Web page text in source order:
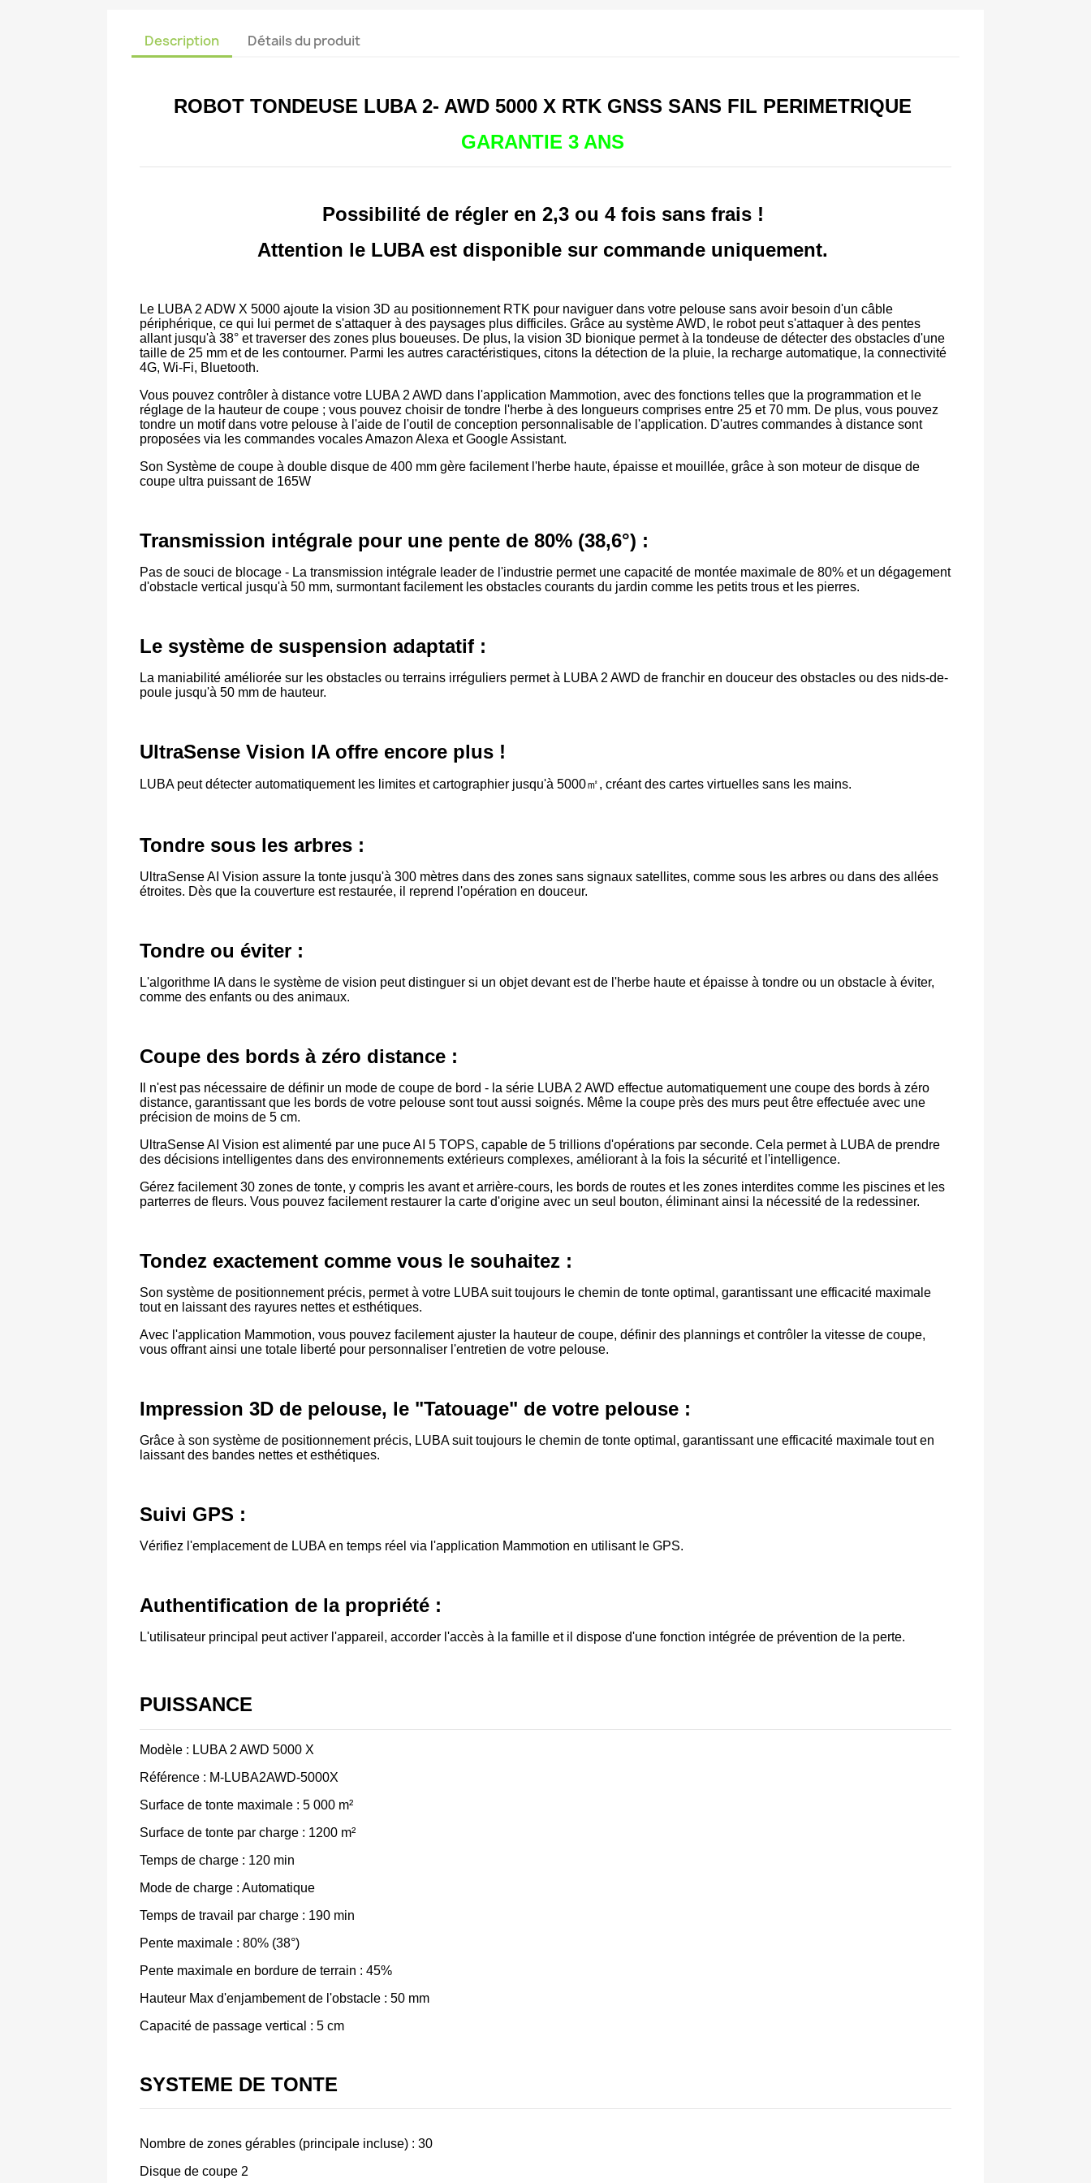
Description Détails du produit
ROBOT TONDEUSE LUBA 2- AWD 5000 X RTK GNSS SANS FIL PERIMETRIQUE
GARANTIE 3 ANS
Possibilité de régler en 2,3 ou 4 fois sans frais !
Attention le LUBA est disponible sur commande uniquement.
Le LUBA 2 ADW X 5000 ajoute la vision 3D au positionnement RTK pour naviguer dans votre pelouse sans avoir besoin d'un câble
périphérique, ce qui lui permet de s'attaquer à des paysages plus difficiles. Grâce au système AWD, le robot peut s'attaquer à des pentes
allant jusqu'à 38° et traverser des zones plus boueuses. De plus, la vision 3D bionique permet à la tondeuse de détecter des obstacles d'une
taille de 25 mm et de les contourner. Parmi les autres caractéristiques, citons la détection de la pluie, la recharge automatique, la connectivité
4G, Wi-Fi, Bluetooth.
Vous pouvez contrôler à distance votre LUBA 2 AWD dans l'application Mammotion, avec des fonctions telles que la programmation et le
réglage de la hauteur de coupe ; vous pouvez choisir de tondre l'herbe à des longueurs comprises entre 25 et 70 mm. De plus, vous pouvez
tondre un motif dans votre pelouse à l'aide de l'outil de conception personnalisable de l'application. D'autres commandes à distance sont
proposées via les commandes vocales Amazon Alexa et Google Assistant.
Son Système de coupe à double disque de 400 mm gère facilement l'herbe haute, épaisse et mouillée, grâce à son moteur de disque de
coupe ultra puissant de 165W
Transmission intégrale pour une pente de 80% (38,6°) :
Pas de souci de blocage - La transmission intégrale leader de l'industrie permet une capacité de montée maximale de 80% et un dégagement
d'obstacle vertical jusqu'à 50 mm, surmontant facilement les obstacles courants du jardin comme les petits trous et les pierres.
Le système de suspension adaptatif :
La maniabilité améliorée sur les obstacles ou terrains irréguliers permet à LUBA 2 AWD de franchir en douceur des obstacles ou des nids-de-
poule jusqu'à 50 mm de hauteur.
UltraSense Vision IA offre encore plus !
LUBA peut détecter automatiquement les limites et cartographier jusqu'à 5000㎡, créant des cartes virtuelles sans les mains.
Tondre sous les arbres :
UltraSense AI Vision assure la tonte jusqu'à 300 mètres dans des zones sans signaux satellites, comme sous les arbres ou dans des allées
étroites. Dès que la couverture est restaurée, il reprend l'opération en douceur.
Tondre ou éviter :
L'algorithme IA dans le système de vision peut distinguer si un objet devant est de l'herbe haute et épaisse à tondre ou un obstacle à éviter,
comme des enfants ou des animaux.
Coupe des bords à zéro distance :
Il n'est pas nécessaire de définir un mode de coupe de bord - la série LUBA 2 AWD effectue automatiquement une coupe des bords à zéro
distance, garantissant que les bords de votre pelouse sont tout aussi soignés. Même la coupe près des murs peut être effectuée avec une
précision de moins de 5 cm.
UltraSense AI Vision est alimenté par une puce AI 5 TOPS, capable de 5 trillions d'opérations par seconde. Cela permet à LUBA de prendre
des décisions intelligentes dans des environnements extérieurs complexes, améliorant à la fois la sécurité et l'intelligence.
Gérez facilement 30 zones de tonte, y compris les avant et arrière-cours, les bords de routes et les zones interdites comme les piscines et les
parterres de fleurs. Vous pouvez facilement restaurer la carte d'origine avec un seul bouton, éliminant ainsi la nécessité de la redessiner.
Tondez exactement comme vous le souhaitez :
Son système de positionnement précis, permet à votre LUBA suit toujours le chemin de tonte optimal, garantissant une efficacité maximale
tout en laissant des rayures nettes et esthétiques.
Avec l'application Mammotion, vous pouvez facilement ajuster la hauteur de coupe, définir des plannings et contrôler la vitesse de coupe,
vous offrant ainsi une totale liberté pour personnaliser l'entretien de votre pelouse.
Impression 3D de pelouse, le "Tatouage" de votre pelouse :
Grâce à son système de positionnement précis, LUBA suit toujours le chemin de tonte optimal, garantissant une efficacité maximale tout en
laissant des bandes nettes et esthétiques.
Suivi GPS :
Vérifiez l'emplacement de LUBA en temps réel via l'application Mammotion en utilisant le GPS.
Authentification de la propriété :
L'utilisateur principal peut activer l'appareil, accorder l'accès à la famille et il dispose d'une fonction intégrée de prévention de la perte.
PUISSANCE
Modèle : LUBA 2 AWD 5000 X
Référence : M-LUBA2AWD-5000X
Surface de tonte maximale : 5 000 m²
Surface de tonte par charge : 1200 m²
Temps de charge : 120 min
Mode de charge : Automatique
Temps de travail par charge : 190 min
Pente maximale : 80% (38°)
Pente maximale en bordure de terrain : 45%
Hauteur Max d'enjambement de l'obstacle : 50 mm
Capacité de passage vertical : 5 cm
SYSTEME DE TONTE
Nombre de zones gérables (principale incluse) : 30
Disque de coupe 2